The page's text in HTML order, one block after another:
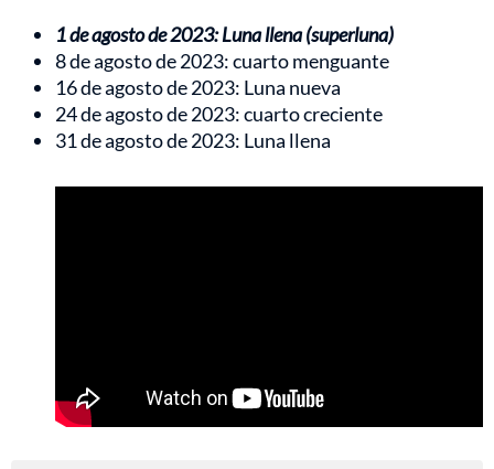
1 de agosto de 2023: Luna llena (superluna)
8 de agosto de 2023: cuarto menguante
16 de agosto de 2023: Luna nueva
24 de agosto de 2023: cuarto creciente
31 de agosto de 2023: Luna llena